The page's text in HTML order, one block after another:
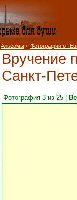
Альбомы » Фотографии от
Вручение
Санкт-
Фотография 3 из 25 |